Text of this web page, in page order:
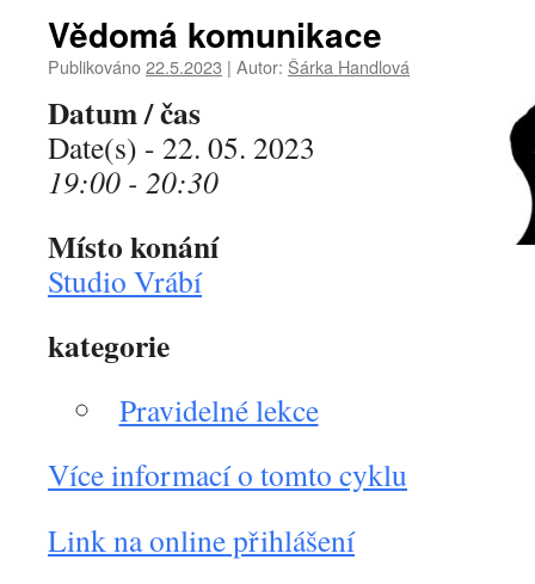
Vědomá komunikace
Publikováno22.5.2023 | Autor: Šárka Handlová
Datum / čas
Date(s) - 22. 05. 2023
19:00 - 20:30
Místo konání
Studio Vrábí
kategorie
Pravidelné lekce
Více informací o tomto cyklu
Link na online přihlášení